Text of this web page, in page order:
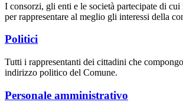
I consorzi, gli enti e le società partecipate di
per rappresentare al meglio gli interessi della
Politici
Tutti i rappresentanti dei cittadini che
indirizzo politico del Comune.
Personale amministrativo